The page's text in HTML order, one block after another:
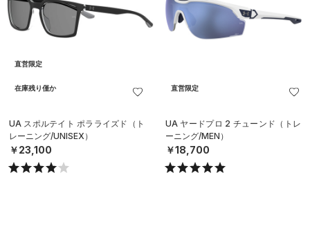
直営限定
在庫残り僅か
UA スポルテイト ポラライズド（ト
レーニング/UNISEX）
￥23,100
直営限定
UA ヤードプロ 2 チューンド（トレ
ーニング/MEN）
￥18,700